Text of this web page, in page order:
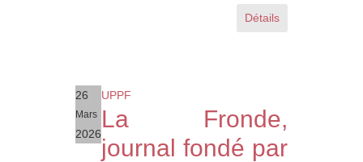
Détails
26
Mars
2026
UPPF
La Fronde,
journal fondé par